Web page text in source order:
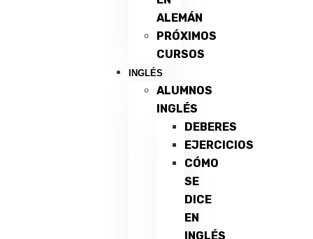
ALEMÁN
PRÓXIMOS
CURSOS
INGLÉS
ALUMNOS
INGLÉS
DEBERES
EJERCICIOS
CÓMO
SE
DICE
EN
INGLÉS